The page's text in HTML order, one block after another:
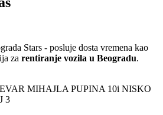
Stars - posluje dosta vremena kao
za rentiranje vozila u Beogradu.
MIHAJLA PUPINA 10i NISKO
3